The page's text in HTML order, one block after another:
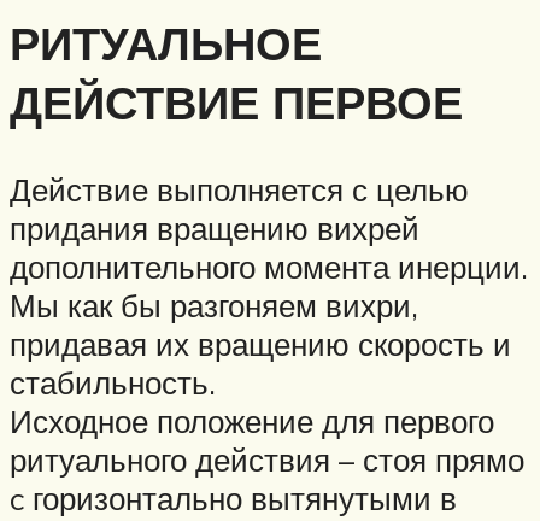
РИТУАЛЬНОЕ
ДЕЙСТВИЕ ПЕРВОЕ
Действие выполняется с целью
придания вращению вихрей
дополнительного момента инерции.
Мы как бы разгоняем вихри,
придавая их вращению скорость и
стабильность.
Исходное положение для первого
ритуального действия – стоя прямо
c горизонтально вытянутыми в